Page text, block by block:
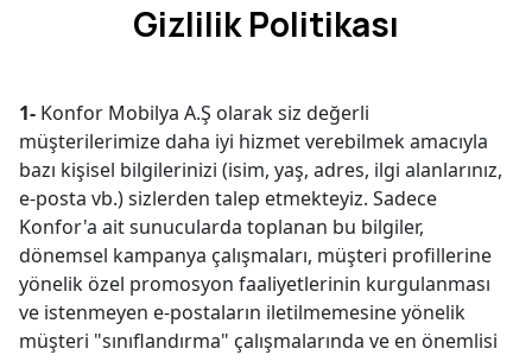
Gizlilik Politikası
1- Konfor Mobilya A.Ş olarak siz değerli
müşterilerimize daha iyi hizmet verebilmek amacıyla
bazı kişisel bilgilerinizi (isim, yaş, adres, ilgi alanlarınız,
e-posta vb.) sizlerden talep etmekteyiz. Sadece
Konfor'a ait sunucularda toplanan bu bilgiler,
dönemsel kampanya çalışmaları, müşteri profillerine
yönelik özel promosyon faaliyetlerinin kurgulanması
ve istenmeyen e-postaların iletilmemesine yönelik
müşteri "sınıflandırma" çalışmalarında ve en önemlisi